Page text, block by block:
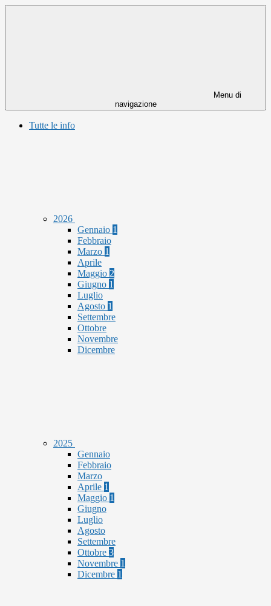
Menu di
navigazione
Tutte le info
2026
Gennaio 1
Febbraio
Marzo 1
Aprile
Maggio 2
Giugno 1
Luglio
Agosto 1
Settembre
Ottobre
Novembre
Dicembre
2025
Gennaio
Febbraio
Marzo
Aprile 1
Maggio 1
Giugno
Luglio
Agosto
Settembre
Ottobre 3
Novembre 1
Dicembre 1